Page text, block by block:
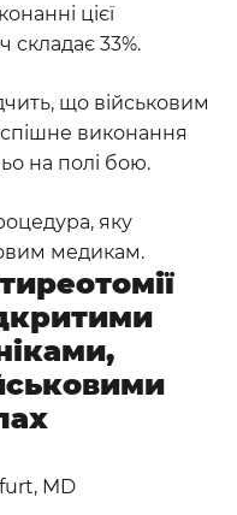
цієї
складає 33%.
що військовим
виконання
на полі бою.
яку
медикам.
MD